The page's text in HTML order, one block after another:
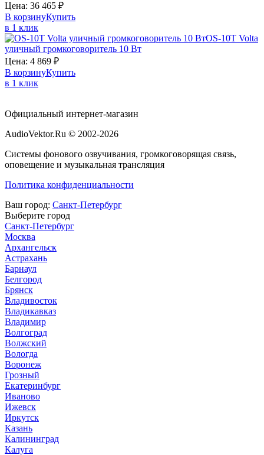
Цена: 36 465 ₽
В корзинуКупить
в 1 клик
OS-10T Volta
уличный громкоговоритель 10 Вт
Цена: 4 869 ₽
В корзинуКупить
в 1 клик
Официальный интернет-магазин
AudioVektor.Ru © 2002-2026
Системы фонового озвучивания, громкоговорящая связь,
оповещение и музыкальная трансляция
Политика конфиденциальности
Ваш город: Санкт-Петербург
Выберите город
Санкт-Петербург
Москва
Архангельск
Астрахань
Барнаул
Белгород
Брянск
Владивосток
Владикавказ
Владимир
Волгоград
Волжский
Вологда
Воронеж
Грозный
Екатеринбург
Иваново
Ижевск
Иркутск
Казань
Калининград
Калуга